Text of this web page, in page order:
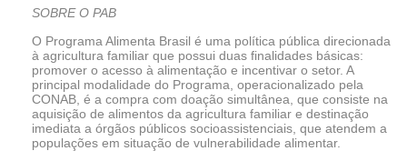
SOBRE O PAB
O Programa Alimenta Brasil é uma política pública direcionada
à agricultura familiar que possui duas finalidades básicas:
promover o acesso à alimentação e incentivar o setor. A
principal modalidade do Programa, operacionalizado pela
CONAB, é a compra com doação simultânea, que consiste na
aquisição de alimentos da agricultura familiar e destinação
imediata a órgãos públicos socioassistenciais, que atendem a
populações em situação de vulnerabilidade alimentar.